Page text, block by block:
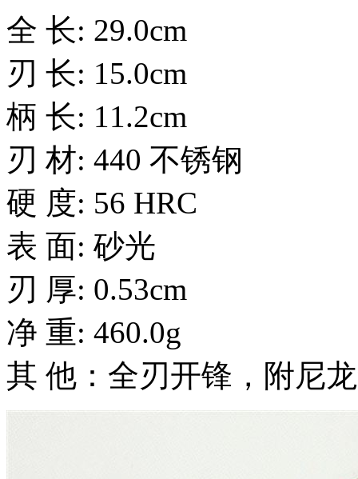
全 长: 29.0cm
刃 长: 15.0cm
柄 长: 11.2cm
刃 材: 440 不锈钢
硬 度: 56 HRC
表 面: 砂光
刃 厚: 0.53cm
净 重: 460.0g
其 他：全刃开锋，附尼